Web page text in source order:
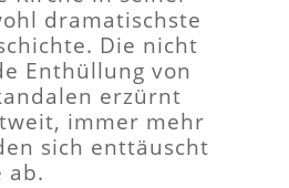
dramatischste
Die nicht
Enthüllung von
erzürnt
immer mehr
sich enttäuscht
ab.